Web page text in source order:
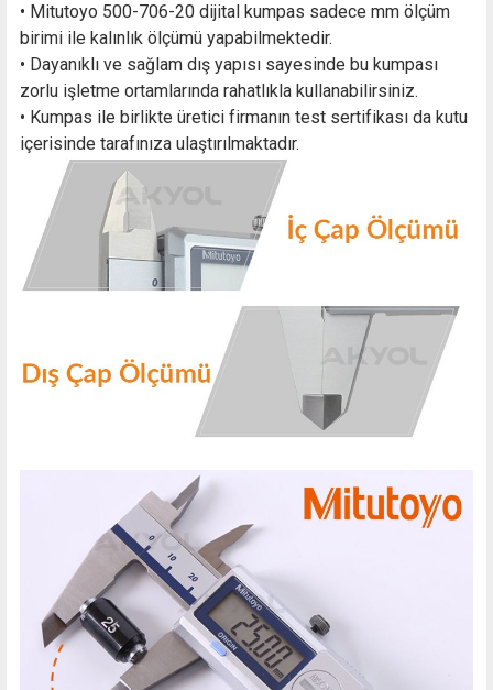
• Mitutoyo 500-706-20 dijital kumpas sadece mm ölçüm
birimi ile kalınlık ölçümü yapabilmektedir.
• Dayanıklı ve sağlam dış yapısı sayesinde bu kumpası
zorlu işletme ortamlarında rahatlıkla kullanabilirsiniz.
• Kumpas ile birlikte üretici firmanın test sertifikası da kutu
içerisinde tarafınıza ulaştırılmaktadır.